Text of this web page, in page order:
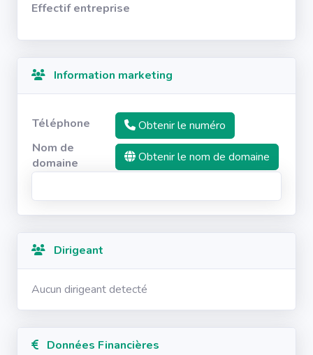
Effectif entreprise
Information marketing
Téléphone
Obtenir le numéro
Nom de
domaine
Obtenir le nom de domaine
Dirigeant
Aucun dirigeant detecté
Données Financières